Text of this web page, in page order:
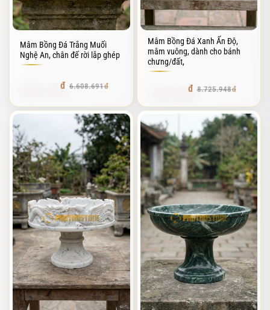
Mâm Bồng Đá Trắng Muối
Nghệ An, chân đế rời lắp ghép
6.608.691
Mâm Bồng Đá Xanh Ấn Độ,
mâm vuông, dành cho bánh
chưng/đất,
8.725.948